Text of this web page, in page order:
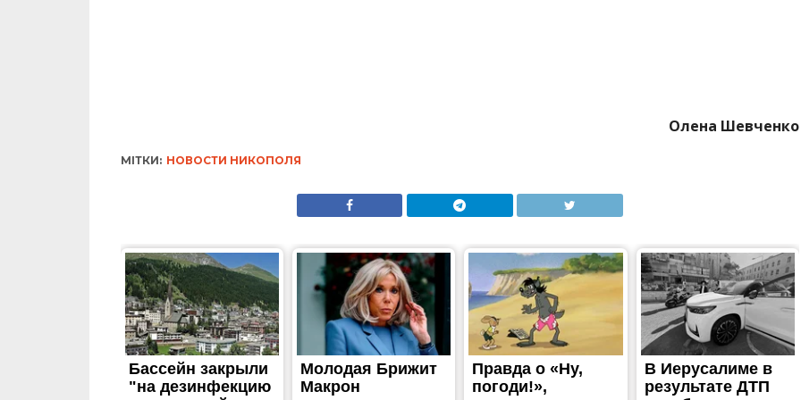
ЖИТТЯ
Код нації, символ свободи та єдності: «АТБ»
долучається до святкування Дня вишиванки
Опубліковано